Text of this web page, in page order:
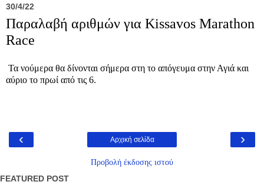
30/4/22
Παραλαβή αριθμών για Kissavos Marathon
Race
Τα νούμερα θα δίνονται σήμερα στη το απόγευμα στην Αγιά και
αύριο το πρωί από τις 6.
‹ ›
Αρχική σελίδα
Προβολή έκδοσης ιστού
FEATURED POST